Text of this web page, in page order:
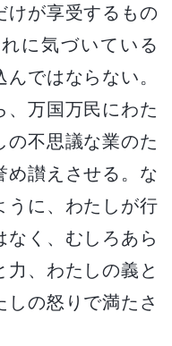
けが享受するもの
に気づいている
ではならない。
、万国万民にわた
の不思議な業のた
め讃えさせる。な
うに、わたしが行
なく、むしろあら
、わたしの義と
しの怒りで満たさ